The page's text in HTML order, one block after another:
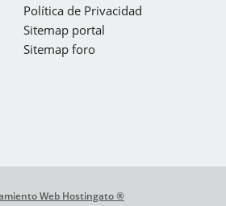
Política de Privacidad
Sitemap portal
Sitemap foro
Web Hostingato ®